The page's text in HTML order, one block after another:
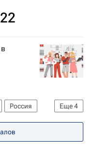
Еще4
Россия